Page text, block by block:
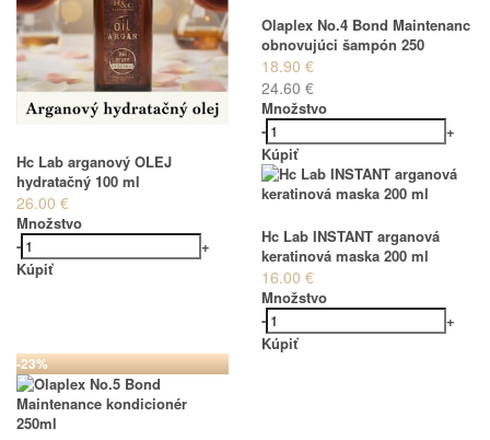
Hc Lab arganový OLEJ
hydratačný 100 ml
26.00 €
Množstvo
-
+
Kúpiť
Olaplex No.4 Bond Maintenanc
obnovujúci šampón 250
18.90 €
24.60 €
Množstvo
-
+
Kúpiť
Hc Lab INSTANT arganová
keratinová maska 200 ml
16.00 €
Množstvo
-
+
Kúpiť
-23%